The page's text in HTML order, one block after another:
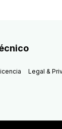
Legal &